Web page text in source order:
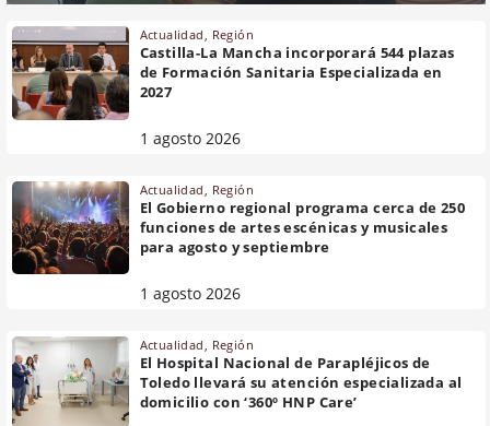
Actualidad, Región
Castilla-La Mancha incorporará 544 plazas
de Formación Sanitaria Especializada en
2027
1 agosto 2026
Actualidad Región
El Gobierno regional programa cerca de 250
funciones de artes escénicas y musicales
para agosto y septiembre
1 agosto 2026
Actualidad Región
El Hospital Nacional de Parapléjicos de
Toledo llevará su atención especializada al
domicilio con ‘360º HNP Care’